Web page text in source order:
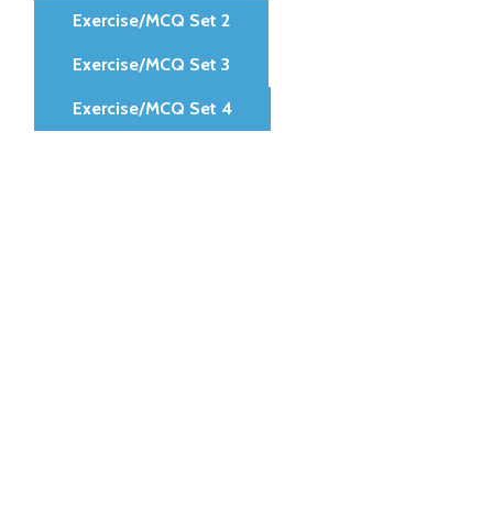
Exercise/MCQ Set 2
Exercise/MCQ Set 3
Exercise/MCQ Set 4